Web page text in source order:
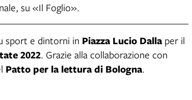
su «Il Foglio».
sport e dintorni in Piazza Lucio Dalla per il
2022. Grazie alla collaborazione con
Patto per la lettura di Bologna.